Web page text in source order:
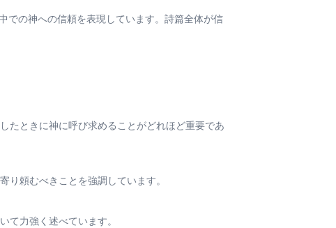
での神への信頼を表現しています。詩篇全体が信
たときに神に呼び求めることがどれほど重要であ
り頼むべきことを強調しています。
て力強く述べています。